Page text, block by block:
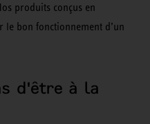
produits conçus en
le bon fonctionnement d’un
d'être à la